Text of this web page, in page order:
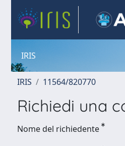
IRIS
IRIS 11564/820770
Richiedi una
Nome del richiedente